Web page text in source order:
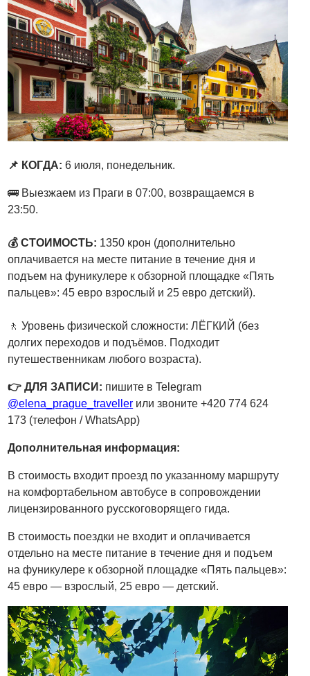
📌 КОГДА:6 июля, понедельник.
🚌 Выезжаем из Праги в 07:00, возвращаемся в
23:50.
💰 СТОИМОСТЬ: 1350 крон (дополнительно
оплачивается на месте питание в течение дня и
подъем на фуникулере к обзорной площадке «Пять
пальцев»: 45 евро взрослый и 25 евро детский).
🚶 Уровень физической сложности: ЛЁГКИЙ (без
долгих переходов и подъёмов. Подходит
путешественникам любого возраста).
👉 ДЛЯ ЗАПИСИ: пишите в Telegram
@elena_prague_traveller или звоните +420 774 624
173 (телефон / WhatsApp)
Дополнительная информация:
В стоимость входит проезд по указанному маршруту
на комфортабельном автобусе в сопровождении
лицензированного русскоговорящего гида.
В стоимость поездки не входит и оплачивается
отдельно на месте питание в течение дня и подъем
на фуникулере к обзорной площадке «Пять пальцев»:
45 евро — взрослый, 25 евро — детский.